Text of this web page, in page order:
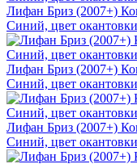
Лифан Бриз (2007+)
Синий, цвет
Лифан Бриз (2007+)
Синий, цвет
Лифан Бриз (2007+)
Синий, цвет